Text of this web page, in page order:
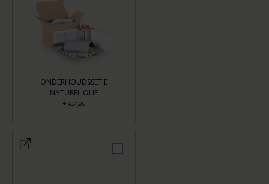
ONDERHOUDSSETJE
NATUREL OLIE
+ €24,95